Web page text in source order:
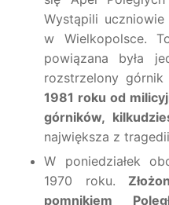
Wystąpili
w Wielkopolsce.
powiązana była
rozstrzelony
1981 roku od
górników,
największa z
W poniedziałek
1970 roku.
pomnikiem